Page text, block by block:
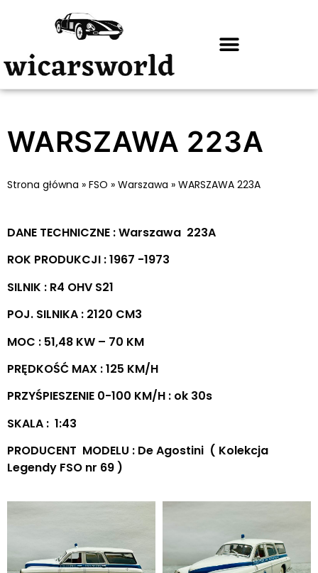
WARSZAWA 223A
Strona główna » FSO » Warszawa » WARSZAWA 223A
DANE TECHNICZNE : Warszawa 223A
ROK PRODUKCJI : 1967 -1973
SILNIK : R4 OHV S21
POJ. SILNIKA : 2120 CM3
MOC : 51,48 KW – 70 KM
PRĘDKOŚĆ MAX : 125 KM/H
PRZYŚPIESZENIE 0-100 KM/H : ok 30s
SKALA : 1:43
PRODUCENT MODELU : De Agostini ( Kolekcja
Legendy FSO nr 69 )